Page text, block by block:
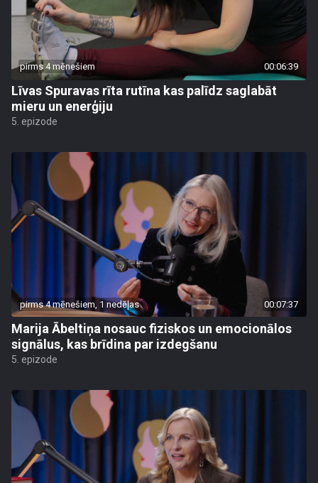
pirms 4 mēnešiem 00:06:39
Līvas Spuravas rīta rutīna kas palīdz saglabāt
mieru un enerģiju
5. epizode
pirms 4 mēnešiem, 1 nedēļas 00:07:37
Marija Ābeltiņa nosauc fiziskos un emocionālos
signālus, kas brīdina par izdegšanu
5. epizode